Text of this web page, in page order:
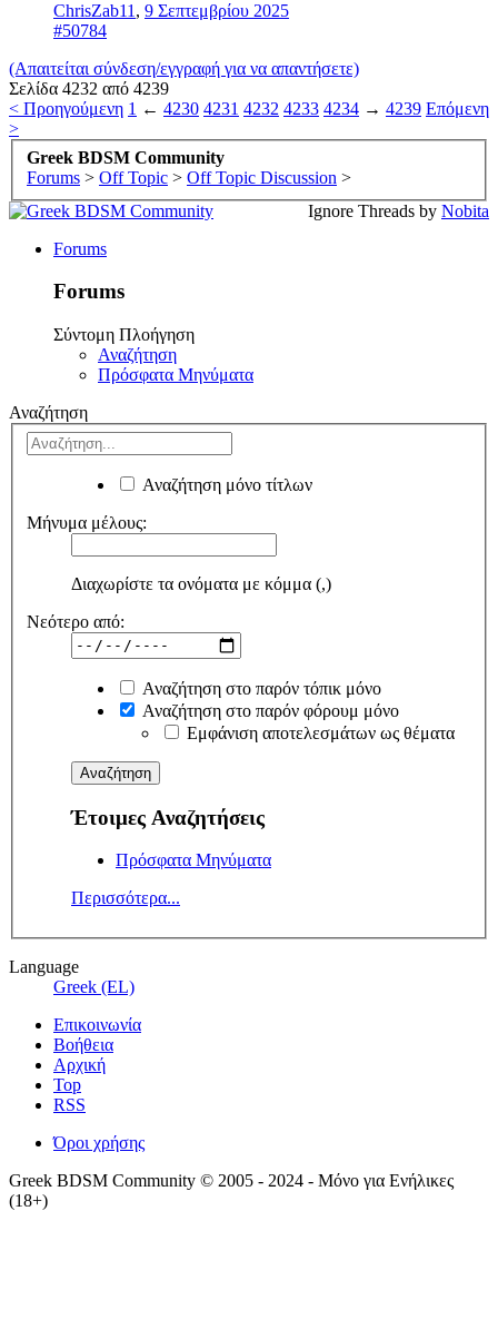
ChrisZab11 , 9 Σεπτεμβρίου 2025
#50784
(Απαιτείται σύνδεση/εγγραφή για να απαντήσετε)
Σελίδα 4232 από 4239
< Προηγούμενη 1 ← 4230 4231 4232 4233 4234 → 4239 Επόμενη
>
Greek BDSM Community
Forums > Off Topic > Off Topic Discussion >
Ignore Threads by Nobita
Forums
Forums
Σύντομη Πλοήγηση
Αναζήτηση
Πρόσφατα Μηνύματα
Αναζήτηση
Αναζήτηση μόνο τίτλων
Μήνυμα μέλους:
Διαχωρίστε τα ονόματα με κόμμα (,)
Νεότερο από:
Αναζήτηση στο παρόν τόπικ μόνο
Αναζήτηση στο παρόν φόρουμ μόνο
Εμφάνιση αποτελεσμάτων ως θέματα
Έτοιμες Αναζητήσεις
Πρόσφατα Μηνύματα
Περισσότερα...
Language
Greek (EL)
Επικοινωνία
Βοήθεια
Αρχική
Top
RSS
Όροι χρήσης
Greek BDSM Community © 2005 - 2024 - Μόνο για Ενήλικες
(18+)